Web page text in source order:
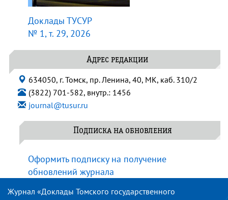
Доклады ТУСУР
№ 1, т. 29, 2026
Адрес редакции
634050, г. Томск, пр. Ленина, 40, МК, каб. 310/2
(3822) 701-582, внутр.: 1456
journal@tusur.ru
Подписка на обновления
Оформить подписку на получение
обновлений журнала
Журнал «Доклады Томского государственного